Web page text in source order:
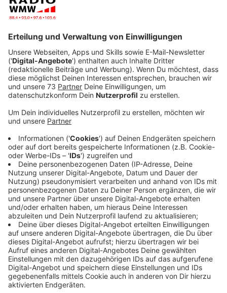
Angeschimmeltes Brot sollte immer komplett
weggeworfen werden, so schade es auch ist. Diese
Regel bei Schimmelbefall kennen die meisten von uns.
Doch wie sieht es mit Früchten, Obst oder Gemüse
aus, was gilt da? Die
Bundeszentrale für Ernährung
hat
auf ihrer Homepage für uns viele aufgelistet, wir
Anzeige
Welche Lebensmittel weg müssen
Anzeige
Schimmel auf Joghurt, Frischkäse oder Quark:
Die Bundeszentrale für Ernährung schreibt, dass
das gesamte Erzeugnis weggeworfen werden
muss, denn "je mehr Wasser ein Lebensmittel
enthält, desto schneller breiten sich